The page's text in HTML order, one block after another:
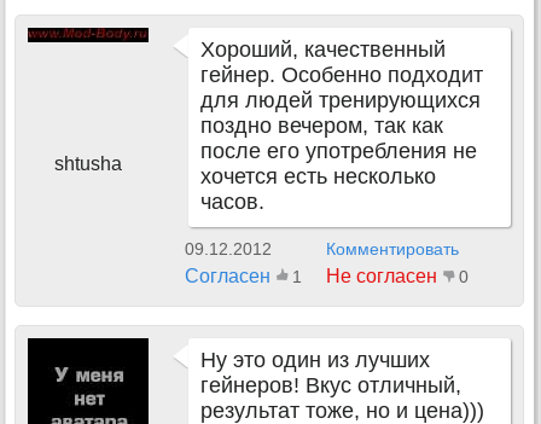
shtusha
Хороший, качественный
гейнер. Особенно подходит
для людей тренирующихся
поздно вечером, так как
после его употребления не
хочется есть несколько
часов.
09.12.2012 Комментировать
Согласен 1 Не согласен 0
Ну это один из лучших
гейнеров! Вкус отличный,
результат тоже, но и цена)))